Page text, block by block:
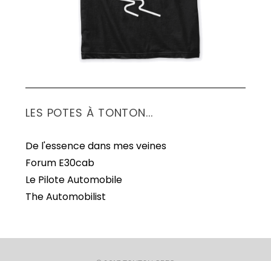
LES POTES À TONTON...
De l'essence dans mes veines
Forum E30cab
Le Pilote Automobile
The Automobilist